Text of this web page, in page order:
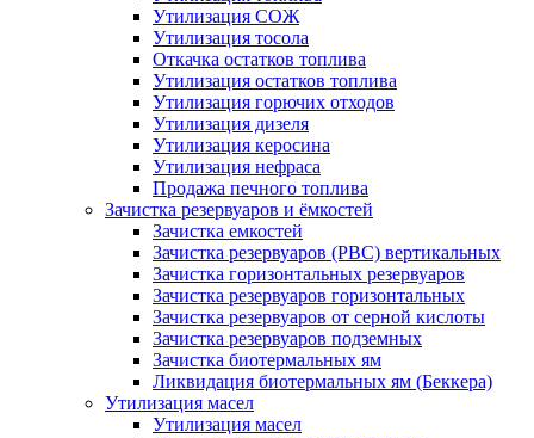
Утилизация СОЖ
Утилизация тосола
Откачка остатков топлива
Утилизация остатков топлива
Утилизация горючих отходов
Утилизация дизеля
Утилизация керосина
Утилизация нефраса
Продажа печного топлива
Зачистка резервуаров и ёмкостей
Зачистка емкостей
Зачистка резервуаров (РВС) вертикальных
Зачистка горизонтальных резервуаров
Зачистка резервуаров горизонтальных
Зачистка резервуаров от серной кислоты
Зачистка резервуаров подземных
Зачистка биотермальных ям
Ликвидация биотермальных ям (Беккера)
Утилизация масел
Утилизация масел